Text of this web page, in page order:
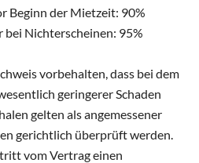
Beginn der Mietzeit: 90%
bei Nichterscheinen: 95%
vorbehalten, dass bei dem
geringerer Schaden
gelten als angemessener
gerichtlich überprüft werden.
vom Vertrag einen